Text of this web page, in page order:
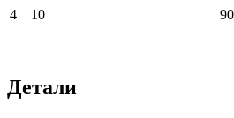
4
10
Детали